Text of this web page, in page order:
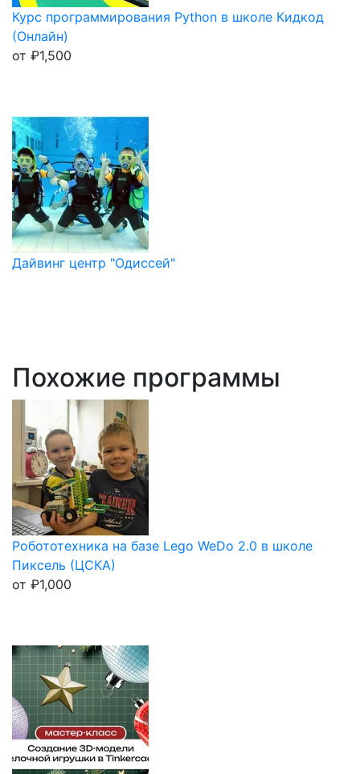
Курс программирования Python в школе Кидкод
(Онлайн)
от ₽1,500
Дайвинг центр "Одиссей"
Похожие программы
Робототехника на базе Lego WeDo 2.0 в школе
Пиксель (ЦСКА)
от ₽1,000